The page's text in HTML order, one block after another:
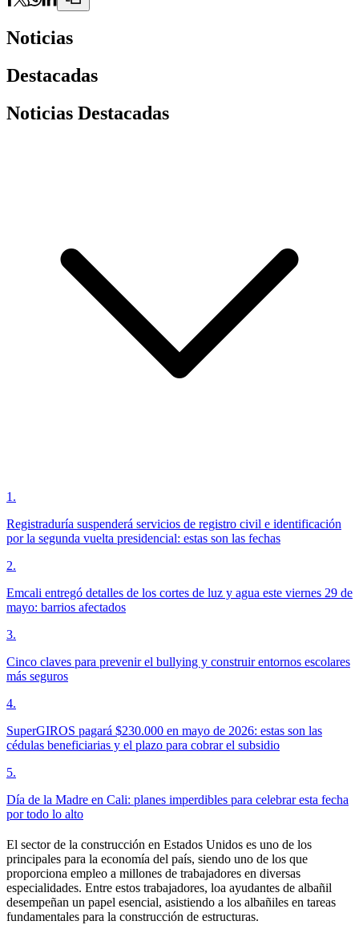
Noticias
Destacadas
Noticias Destacadas
1 .
Registraduría suspenderá servicios de registro civil e identificación
por la segunda vuelta presidencial: estas son las fechas
2.
Emcali entregó detalles de los cortes de luz y agua este viernes 29 de
mayo: barrios afectados
3.
Cinco claves para prevenir el bullying y construir entornos escolares
más seguros
4.
SuperGIROS pagará $230.000 en mayo de 2026: estas son las
cédulas beneficiarias y el plazo para cobrar el subsidio
5.
Día de la Madre en Cali: planes imperdibles para celebrar esta fecha
por todo lo alto
El sector de la construcción en Estados Unidos es uno de los
principales para la economía del país, siendo uno de los que
proporciona empleo a millones de trabajadores en diversas
especialidades. Entre estos trabajadores, loa ayudantes de albañil
desempeñan un papel esencial, asistiendo a los albañiles en tareas
fundamentales para la construcción de estructuras.